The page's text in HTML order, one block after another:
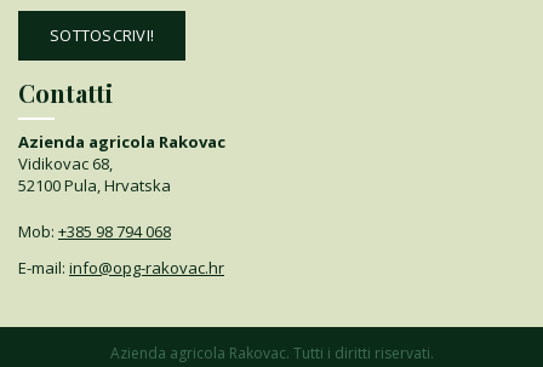
SOTTOSCRIVI!
Contatti
Azienda agricola Rakovac
Vidikovac 68,
52100 Pula, Hrvatska
Mob: +385 98 794 068
E-mail: info@opg-rakovac.hr
Azienda agricola Rakovac. Tutti i diritti riservati.